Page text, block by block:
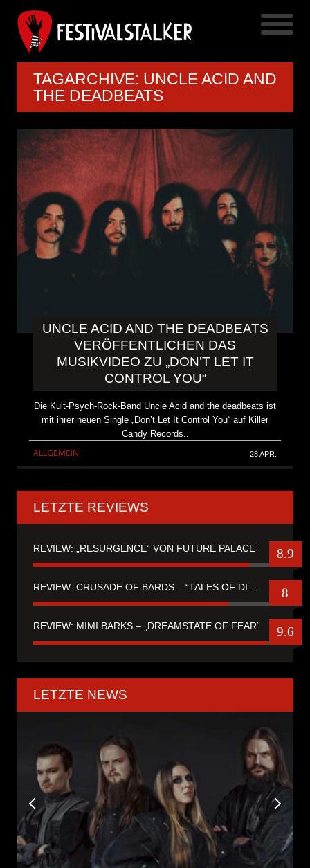
TAGARCHIVE: UNCLE ACID AND
THE DEADBEATS
UNCLE ACID AND THE DEADBEATS
VERÖFFENTLICHEN DAS
MUSIKVIDEO ZU „DON’T LET IT
CONTROL YOU“
Die Kult-Psych-Rock-Band Uncle Acid and the deadbeats ist
mit ihrer neuen Single „Don’t Let It Control You“ auf Killer
Candy Records..
ALLGEMEIN 28 APR.
LETZTE REVIEWS
REVIEW: „RESURGENCE“ VON FUTURE PALACE 8.9
8
REVIEW: MIMI BARKS – „DREAMSTATE OF FEAR“ 9.6
LETZTE NEWS